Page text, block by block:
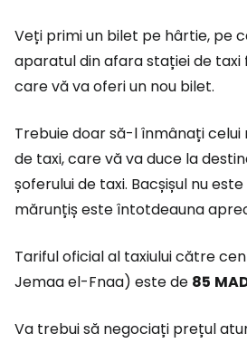
Veți primi un bilet pe hârtie, pe
aparatul din afara stației de taxi
care vă va oferi un nou bilet.
Trebuie doar să-l înmânați
de taxi, care vă va duce la
șoferului de taxi. Bacșișul nu
mărunțiș este întotdeauna
Tariful oficial al taxiului către
Jemaa el-Fnaa) este de 85
Va trebui să negociați prețul